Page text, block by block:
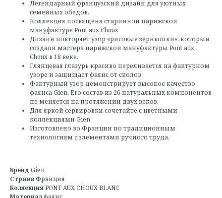
Легендарный французский дизайн для уютных
семейных обедов.
Коллекция посвящена старинной парижской
мануфактуре Pont aux Choux
Дизайн повторяет узор «рисовые зернышки», который
создали мастера парижской мануфактуры Pont aux
Choux в 18 веке.
Глянцевая глазурь красиво переливается на фактурном
узоре и защищает фаянс от сколов.
Фактурный узор демонстрирует высокое качество
фаянса Gien. Его состав из 26 натуральных компонентов
не меняется на протяжении двух веков.
Для яркой сервировки сочетайте с цветными
коллекциями Gien
Изготовлено во Франции по традиционным
технологиям с элементами ручного труда.
Бренд Gien
СтранаФранция
КоллекцияPONT AUX CHOUX BLANC